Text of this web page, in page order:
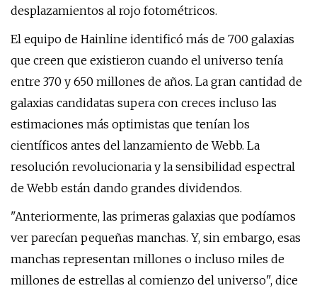
desplazamientos al rojo fotométricos.
El equipo de Hainline identificó más de 700 galaxias
que creen que existieron cuando el universo tenía
entre 370 y 650 millones de años. La gran cantidad de
galaxias candidatas supera con creces incluso las
estimaciones más optimistas que tenían los
científicos antes del lanzamiento de Webb. La
resolución revolucionaria y la sensibilidad espectral
de Webb están dando grandes dividendos.
"Anteriormente, las primeras galaxias que podíamos
ver parecían pequeñas manchas. Y, sin embargo, esas
manchas representan millones o incluso miles de
millones de estrellas al comienzo del universo", dice